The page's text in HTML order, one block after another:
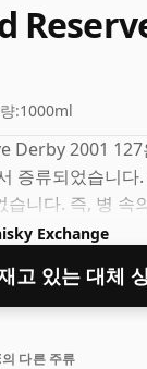
:1000ml
Derby 2001
증류되었습니다
습니다. 즉, 병 속
니다. 100cl 병은
Exchange
고 있는 대체
다른 주류